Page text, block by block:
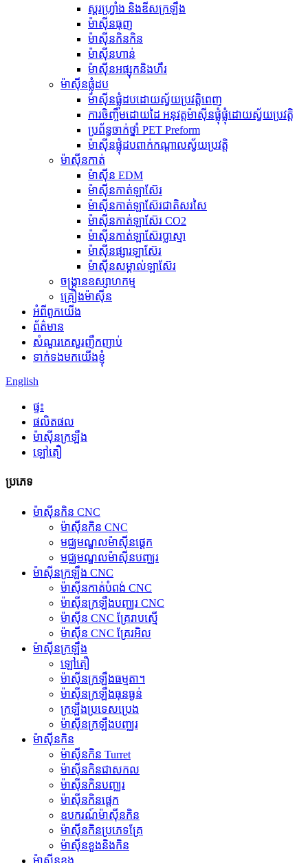
ស្គរហ្វ្រាំង និងឌីសក្រឡឹង
ម៉ាស៊ីនធុញ
ម៉ាស៊ីនកិនកិន
ម៉ាស៊ីនហាន់
ម៉ាស៊ីនអផ្សុកនិងហឹរ
ម៉ាស៊ីនផ្លុំដប
ម៉ាស៊ីនផ្លុំដបដោយស្វ័យប្រវត្តិពេញ
ការចិញ្ចឹមដោយដៃ អនុវត្តម៉ាស៊ីនផ្លុំផ្លុំដោយស្វ័យប្រវត្តិ
ប្រព័ន្ធចាក់ថ្នាំ PET Preform
ម៉ាស៊ីនផ្លុំដបពាក់កណ្តាលស្វ័យប្រវត្តិ
ម៉ាស៊ីនកាត់
ម៉ាស៊ីន EDM
ម៉ាស៊ីនកាត់ឡាស៊ែរ
ម៉ាស៊ីនកាត់ឡាស៊ែរជាតិសរសៃ
ម៉ាស៊ីនកាត់ឡាស៊ែរ CO2
ម៉ាស៊ីនកាត់ឡាស៊ែរប្លាស្មា
ម៉ាស៊ីនផ្សារឡាស៊ែរ
ម៉ាស៊ីនសម្គាល់ឡាស៊ែរ
ចង្ក្រានឧស្សាហកម្ម
គ្រឿងម៉ាស៊ីន
អំពីពួកយើង
ព័ត៌មាន
សំណួរគេសួរញឹកញាប់
ទាក់ទងមកយើងខ្ញុំ
English
ផ្ទះ
ផលិតផល
ម៉ាស៊ីនក្រឡឹង
ឡៅតឿ
ប្រភេទ
ម៉ាស៊ីនកិន CNC
ម៉ាស៊ីនកិន CNC
មជ្ឈមណ្ឌលម៉ាស៊ីនផ្តេក
មជ្ឈមណ្ឌលម៉ាស៊ីនបញ្ឈរ
ម៉ាស៊ីនក្រឡឹង CNC
ម៉ាស៊ីនកាត់បំពង់ CNC
ម៉ាស៊ីនក្រឡឹងបញ្ឈរ CNC
ម៉ាស៊ីន CNC គ្រែរាបស្មើ
ម៉ាស៊ីន CNC គ្រែរអិល
ម៉ាស៊ីនក្រឡឹង
ឡៅតឿ
ម៉ាស៊ីនក្រឡឹងធម្មតា។
ម៉ាស៊ីនក្រឡឹងធុនធ្ងន់
ក្រឡឹងប្រទេសប្រេង
ម៉ាស៊ីនក្រឡឹងបញ្ឈរ
ម៉ាស៊ីនកិន
ម៉ាស៊ីនកិន Turret
ម៉ាស៊ីនកិនជាសកល
ម៉ាស៊ីនកិនបញ្ឈរ
ម៉ាស៊ីនកិនផ្តេក
ឧបករណ៍ម៉ាស៊ីនកិន
ម៉ាស៊ីនកិនប្រភេទគ្រែ
ម៉ាស៊ីនខួងនិងកិន
ម៉ាស៊ីនខួង